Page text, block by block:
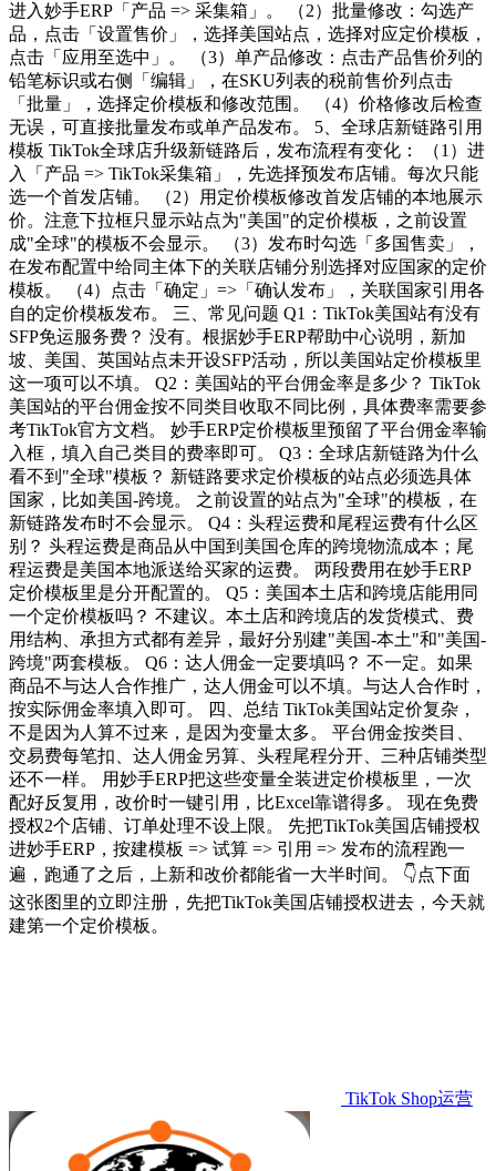
进入妙手ERP「产品 => 采集箱」。 （2）批量修改：勾选产
品，点击「设置售价」，选择美国站点，选择对应定价模板，
点击「应用至选中」。 （3）单产品修改：点击产品售价列的
铅笔标识或右侧「编辑」，在SKU列表的税前售价列点击
「批量」，选择定价模板和修改范围。 （4）价格修改后检查
无误，可直接批量发布或单产品发布。 5、全球店新链路引用
模板 TikTok全球店升级新链路后，发布流程有变化： （1）进
入「产品 => TikTok采集箱」，先选择预发布店铺。每次只能
选一个首发店铺。 （2）用定价模板修改首发店铺的本地展示
价。注意下拉框只显示站点为"美国"的定价模板，之前设置
成"全球"的模板不会显示。 （3）发布时勾选「多国售卖」，
在发布配置中给同主体下的关联店铺分别选择对应国家的定价
模板。 （4）点击「确定」=>「确认发布」，关联国家引用各
自的定价模板发布。 三、常见问题 Q1：TikTok美国站有没有
SFP免运服务费？ 没有。根据妙手ERP帮助中心说明，新加
坡、美国、英国站点未开设SFP活动，所以美国站定价模板里
这一项可以不填。 Q2：美国站的平台佣金率是多少？ TikTok
美国站的平台佣金按不同类目收取不同比例，具体费率需要参
考TikTok官方文档。 妙手ERP定价模板里预留了平台佣金率输
入框，填入自己类目的费率即可。 Q3：全球店新链路为什么
看不到"全球"模板？ 新链路要求定价模板的站点必须选具体
国家，比如美国-跨境。 之前设置的站点为"全球"的模板，在
新链路发布时不会显示。 Q4：头程运费和尾程运费有什么区
别？ 头程运费是商品从中国到美国仓库的跨境物流成本；尾
程运费是美国本地派送给买家的运费。 两段费用在妙手ERP
定价模板里是分开配置的。 Q5：美国本土店和跨境店能用同
一个定价模板吗？ 不建议。本土店和跨境店的发货模式、费
用结构、承担方式都有差异，最好分别建"美国-本土"和"美国-
跨境"两套模板。 Q6：达人佣金一定要填吗？ 不一定。如果
商品不与达人合作推广，达人佣金可以不填。与达人合作时，
按实际佣金率填入即可。 四、总结 TikTok美国站定价复杂，
不是因为人算不过来，是因为变量太多。 平台佣金按类目、
交易费每笔扣、达人佣金另算、头程尾程分开、三种店铺类型
还不一样。 用妙手ERP把这些变量全装进定价模板里，一次
配好反复用，改价时一键引用，比Excel靠谱得多。 现在免费
授权2个店铺、订单处理不设上限。 先把TikTok美国店铺授权
进妙手ERP，按建模板 => 试算 => 引用 => 发布的流程跑一
遍，跑通了之后，上新和改价都能省一大半时间。 👇点下面
这张图里的立即注册，先把TikTok美国店铺授权进去，今天就
建第一个定价模板。
TikTok Shop运营